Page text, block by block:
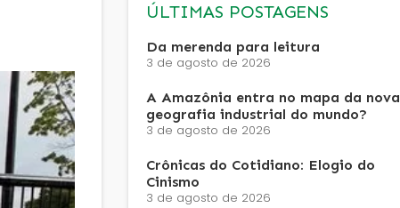
ÚLTIMAS POSTAGENS
Da merenda para leitura
3 de agosto de 2026
A Amazônia entra no mapa da nova
geografia industrial do mundo?
3 de agosto de 2026
Crônicas do Cotidiano: Elogio do
Cinismo
3 de agosto de 2026